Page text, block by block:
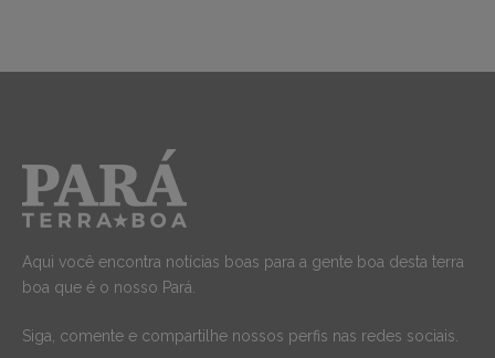
Aqui você encontra notícias boas para a gente boa desta terra
boa que é o nosso Pará.
Siga, comente e compartilhe nossos perfis nas redes sociais.